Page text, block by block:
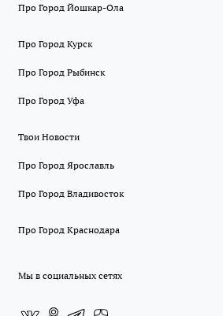
Про Город Йошкар-Ола
Про Город Курск
Про Город Рыбинск
Про Город Уфа
Твои Новости
Про Город Ярославль
Про Город Владивосток
Про Город Краснодара
Мы в социальных сетях